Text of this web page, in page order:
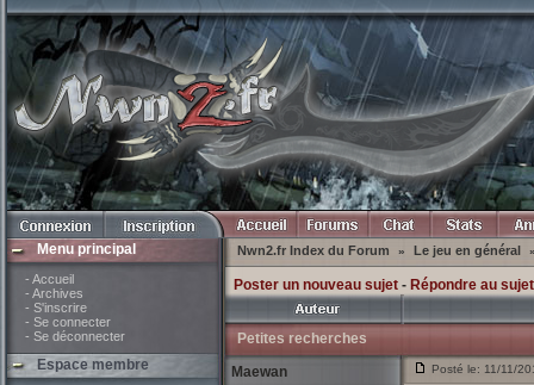
Menu principal
- Accueil
- Archives
- S'inscrire
- Se connecter
- Se déconnecter
Espace membre
Nwn2.fr Index du Forum » Le jeu en général
Poster un nouveau sujet- Répondre au sujet
Petites recherches
Maewan
Posté le: 11/11/